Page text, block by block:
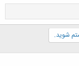
شوید.